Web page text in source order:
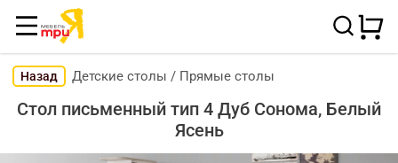
Назад Детские столы / Прямые столы
Стол письменный тип 4 Дуб Сонома, Белый
Ясень